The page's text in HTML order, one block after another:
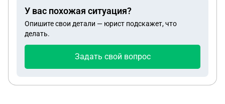
У вас похожая ситуация?
Опишите свои детали — юрист подскажет, что
делать.
Задать свой вопрос